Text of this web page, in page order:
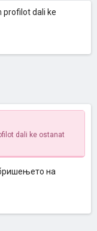
profilot dali ke
dali ke ostanat
на